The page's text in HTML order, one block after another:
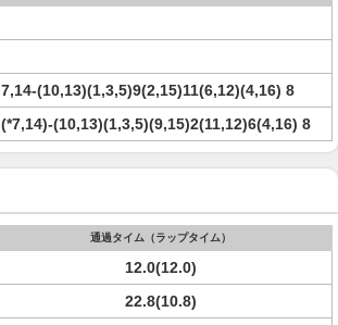
7,14-(10,13)(1,3,5)9(2,15)11(6,12)(4,16) 8
(*7,14)-(10,13)(1,3,5)(9,15)2(11,12)6(4,16) 8
通過タイム（ラップタイム）
12.0(12.0)
22.8(10.8)